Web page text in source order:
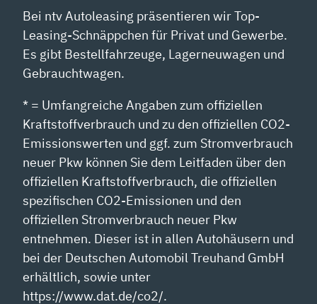
Bei ntv Autoleasing präsentieren wir Top-
Leasing-Schnäppchen für Privat und Gewerbe.
Es gibt Bestellfahrzeuge, Lagerneuwagen und
Gebrauchtwagen.
* = Umfangreiche Angaben zum offiziellen
Kraftstoffverbrauch und zu den offiziellen CO2-
Emissionswerten und ggf. zum Stromverbrauch
neuer Pkw können Sie dem Leitfaden über den
offiziellen Kraftstoffverbrauch, die offiziellen
spezifischen CO2-Emissionen und den
offiziellen Stromverbrauch neuer Pkw
entnehmen. Dieser ist in allen Autohäusern und
bei der Deutschen Automobil Treuhand GmbH
erhältlich, sowie unter
https://www.dat.de/co2/.